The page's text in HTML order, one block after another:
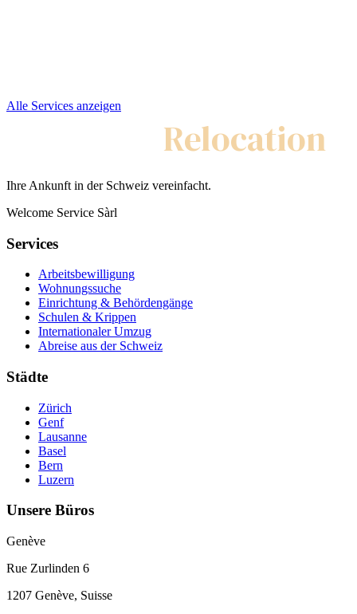
Alle Services anzeigen
Relocation
Ihre Ankunft in der Schweiz vereinfacht.
Welcome Service Sàrl
Services
Arbeitsbewilligung
Wohnungssuche
Einrichtung & Behördengänge
Schulen & Krippen
Internationaler Umzug
Abreise aus der Schweiz
Städte
Zürich
Genf
Lausanne
Basel
Bern
Luzern
Unsere Büros
Genève
Rue Zurlinden 6
1207 Genève, Suisse